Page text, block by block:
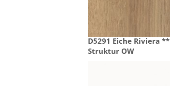
D5291 Eiche Riviera **
Struktur OW